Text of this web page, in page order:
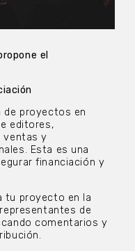
el
de proyectos en
editores,
ventas y
Esta es una
financiación y
tu proyecto en la
de
comentarios y